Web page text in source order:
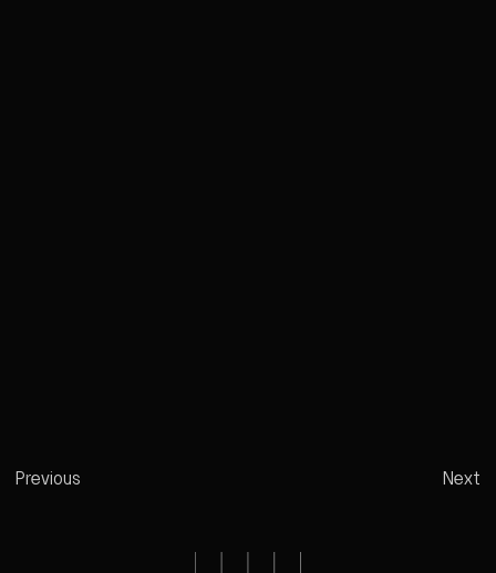
Previous Next